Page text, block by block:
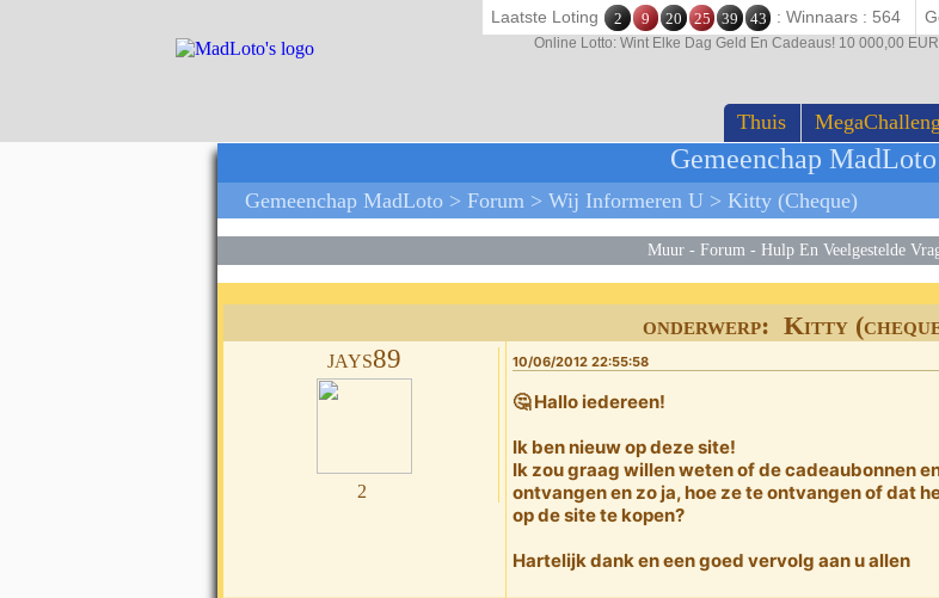
Thuis
Laatste Loting 2 9 20 25 39 43 : Winnaars : 564
Online Lotto: Wint Elke Dag Geld En Cadeaus! 10 000,00
Gemeenchap MadLoto
Gemeenchap MadLoto > Forum > Wij Informeren U > Kitty (cheque)
Muur - Forum - Hulp En Veelgestelde
onderwerp: Kitty
jays89
2
10/06/2012 22:55:58
🤔 Hallo iedereen!
Ik ben nieuw op deze site!
Ik zou graag willen weten of de cadeaubonnen
ontvangen en zo ja, hoe ze te ontvangen of dat
op de site te kopen?
Hartelijk dank en een goed vervolg aan u allen